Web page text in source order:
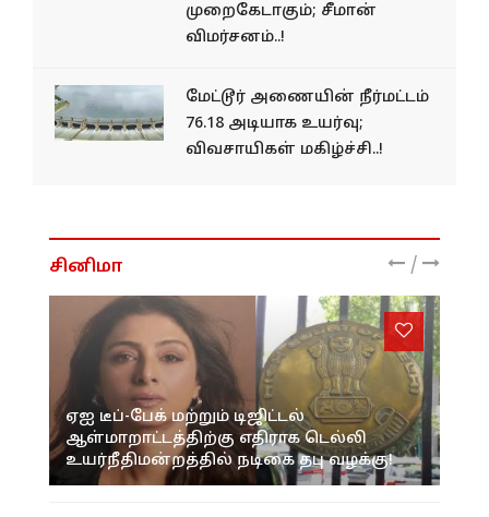
முறைகேடாகும்; சீமான்
விமர்சனம்..!
மேட்டூர் அணையின் நீர்மட்டம்
76.18 அடியாக உயர்வு;
விவசாயிகள் மகிழ்ச்சி..!
சினிமா /
ஏஐ டீப்-பேக் மற்றும் டிஜிட்டல்
ஆள்மாறாட்டத்திற்கு எதிராக டெல்லி
உயர்நீதிமன்றத்தில் நடிகை தபு வழக்கு!